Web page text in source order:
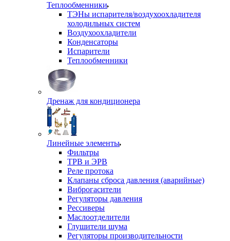
Теплообменники
ТЭНы испарителя/воздухоохладителя
холодильных систем
Воздухоохладители
Конденсаторы
Испарители
Теплообменники
Дренаж для кондиционера
Линейные элементы
Фильтры
ТРВ и ЭРВ
Реле протока
Клапаны сброса давления (аварийные)
Виброгасители
Регуляторы давления
Рессиверы
Маслоотделители
Глушители шума
Регуляторы производительности